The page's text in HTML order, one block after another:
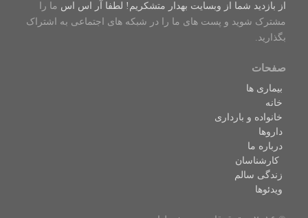
از بازدید شما از وبسایت بهدار متشکریم! لطفا آر اس اس ما را
مشترک شوید و پست های ما را در شبکه های اجتماعی به اشتراک
بگذارید.
صفحات
بیماری ها
خانه
خانواده و بارداری
داروها
درباره ما
کارشناسان
زندگی سالم
ویدئوها